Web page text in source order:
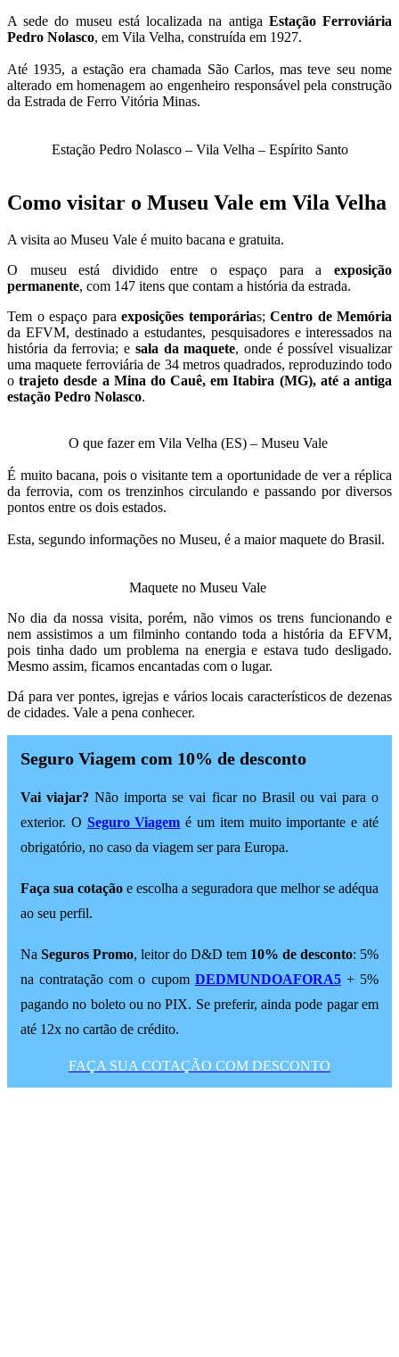
A sede do museu está localizada na antiga Estação Ferroviária
Pedro Nolasco, em Vila Velha, construída em 1927.
Até 1935, a estação era chamada São Carlos, mas teve seu nome
alterado em homenagem ao engenheiro responsável pela construção
da Estrada de Ferro Vitória Minas.
Estação Pedro Nolasco – Vila Velha – Espírito Santo
Como visitar o Museu Vale em Vila Velha
A visita ao Museu Vale é muito bacana e gratuita.
O museu está dividido entre o espaço para a exposição
permanente, com 147 itens que contam a história da estrada.
Tem o espaço para exposições temporárias; Centro de Memória
da EFVM, destinado a estudantes, pesquisadores e interessados na
história da ferrovia; e sala da maquete, onde é possível visualizar
uma maquete ferroviária de 34 metros quadrados, reproduzindo todo
otrajeto desde a Mina do Cauê, em Itabira (MG), até a antiga
estação Pedro Nolasco.
O que fazer em Vila Velha (ES) – Museu Vale
É muito bacana, pois o visitante tem a oportunidade de ver a réplica
da ferrovia, com os trenzinhos circulando e passando por diversos
pontos entre os dois estados.
Esta, segundo informações no Museu, é a maior maquete do Brasil.
Maquete no Museu Vale
No dia da nossa visita, porém, não vimos os trens funcionando e
nem assistimos a um filminho contando toda a história da EFVM,
pois tinha dado um problema na energia e estava tudo desligado.
Mesmo assim, ficamos encantadas com o lugar.
Dá para ver pontes, igrejas e vários locais característicos de dezenas
de cidades. Vale a pena conhecer.
Seguro Viagem com 10% de desconto
Vai viajar? Não importa se vai ficar no Brasil ou vai para o
exterior. O Seguro Viagem é um item muito importante e até
obrigatório, no caso da viagem ser para Europa.
Faça sua cotação e escolha a seguradora que melhor se adéqua
ao seu perfil.
Na Seguros Promo, leitor do D&D tem 10% de desconto: 5%
na contratação com o cupom DEDMUNDOAFORA5+ 5%
pagando no boleto ou no PIX. Se preferir, ainda pode pagar em
até 12x no cartão de crédito.
FAÇA SUA COTAÇÃO COM DESCONTO